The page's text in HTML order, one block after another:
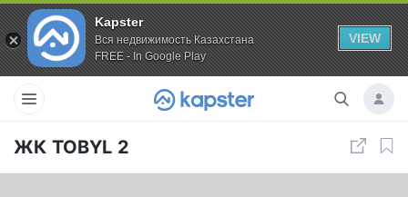
Kapster
Вся недвижимость Казахстана
FREE - In Google Play
VIEW
ЖК TOBYL 2